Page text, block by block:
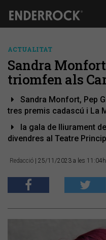
ACTUALITAT
Sandra
triomfen als
Sandra Monfort, Pep
tres premis cadascú i La
la gala de lliurament
divendres al Teatre
Redacció | 25/11/2023 a les 11:04h